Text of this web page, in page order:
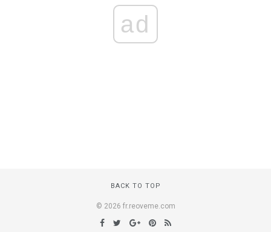
ad
BACK TO TOP
© 2026 fr.reoveme.com